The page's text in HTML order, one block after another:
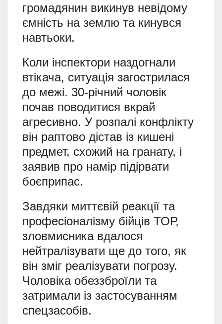
громадянин викинув невідому
ємність на землю та кинувся
навтьоки.
Коли інспектори наздогнали
втікача, ситуація загострилася
до межі. 30-річний чоловік
почав поводитися вкрай
агресивно. У розпалі конфлікту
він раптово дістав із кишені
предмет, схожий на гранату, і
заявив про намір підірвати
боєприпас.
Завдяки миттєвій реакції та
професіоналізму бійців ТОР,
зловмисника вдалося
нейтралізувати ще до того, як
він зміг реалізувати погрозу.
Чоловіка обеззброїли та
затримали із застосуванням
спецзасобів.